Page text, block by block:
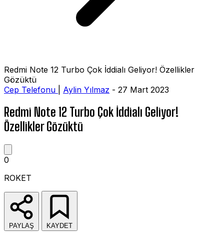
Redmi Note 12 Turbo Çok İddialı Geliyor! Özellikler
Gözüktü
Cep Telefonu
Aylin Yılmaz - 27 Mart 2023
Redmi Note 12 Turbo Çok İddialı Geliyor!
Özellikler Gözüktü
0
ROKET
PAYLAŞ KAYDET